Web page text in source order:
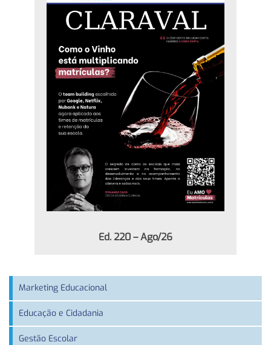
Ed. 220 – Ago/26
Marketing Educacional
Educação e Cidadania
Gestão Escolar